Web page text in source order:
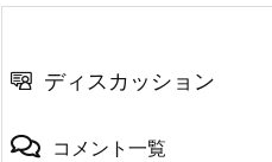
ディスカッション
コメント一覧